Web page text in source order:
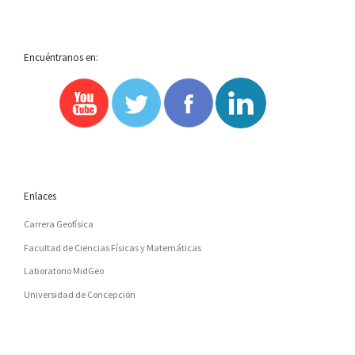
ENTRADAS
Encuéntranos en:
Enlaces
Carrera Geofísica
Facultad de Ciencias Físicas y Matemáticas
Laboratorio MidGeo
Universidad de Concepción